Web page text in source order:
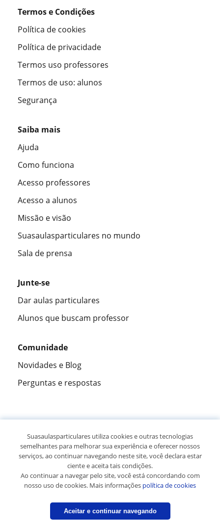
Termos e Condições
Política de cookies
Política de privacidade
Termos uso professores
Termos de uso: alunos
Segurança
Saiba mais
Ajuda
Como funciona
Acesso professores
Acesso a alunos
Missão e visão
Suasaulasparticulares no mundo
Sala de prensa
Junte-se
Dar aulas particulares
Alunos que buscam professor
Comunidade
Novidades e Blog
Perguntas e respostas
305915opiniões de alunos
© 2007 - 2026 Suas aulas particulares
Mapa do site:Professores particulares
Suasaulasparticulares utiliza cookies e outras tecnologias
semelhantes para melhorar sua experiência e oferecer nossos
serviços, ao continuar navegando neste site, você declara estar
ciente e aceita tais condições.
Ao continuar a navegar pelo site, você está concordando com
nosso uso de cookies. Mais informações política de cookies
Aceitar e continuar navegando